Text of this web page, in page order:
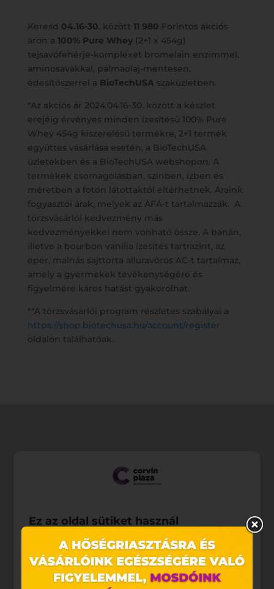
Keresd 04.16-30. között 11 980 Forintos akciós
áron a 100% Pure Whey(2+1 x 454g)
tejsavófehérje-komplexet bromelain enzimmel,
aminosavakkal, pálmaolaj-mentesen,
édesítőszerrel a BioTechUSA szaküzletben.
*Az akciós ár 2024.04.16-30. között a készlet
erejéig érvényes minden ízesítésű 100% Pure
Whey 454g kiszerelésű termékre, 2+1 termék
együttes vásárlása esetén, a BioTechUSA
üzletekben és a BioTechUSA webshopon. A
termékek csomagolásban, színben, ízben és
méretben a fotón látottaktól eltérhetnek. Áraink
fogyasztói árak, melyek az ÁFÁ-t tartalmazzák. A
törzsvásárlói kedvezmény más
kedvezményekkel nem vonható össze. A banán,
illetve a bourbon vanília ízesítés tartrazint, az
eper, málnás sajttorta alluravörös AC-t tartalmaz,
amely a gyermekek tevékenységére és
figyelmére káros hatást gyakorolhat.
**A törzsvásárlói program részletes szabályai a
https://shop.biotechusa.hu/account/register
oldalon találhatóak.
Ez az oldal sütiket használ
Weboldalunkon „cookie"-kat (továbbiakban „süti")
alkalmazunk. Ezek olyan fájlok, melyek információt
tárolnak webes böngészőjében. Ehhez az Ön